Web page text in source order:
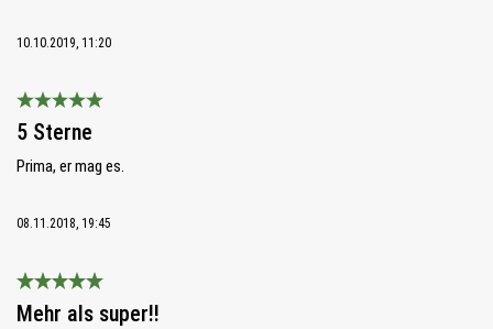
10.10.2019, 11:20
Bewertung mit 5 von 5 Sternen
5 Sterne
Prima, er mag es.
08.11.2018, 19:45
Bewertung mit 5 von 5 Sternen
Mehr als super!!